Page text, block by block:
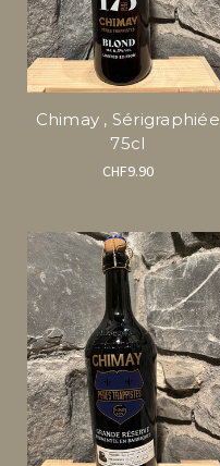
Chimay , Sérigraphiée
75cl
CHF9.90